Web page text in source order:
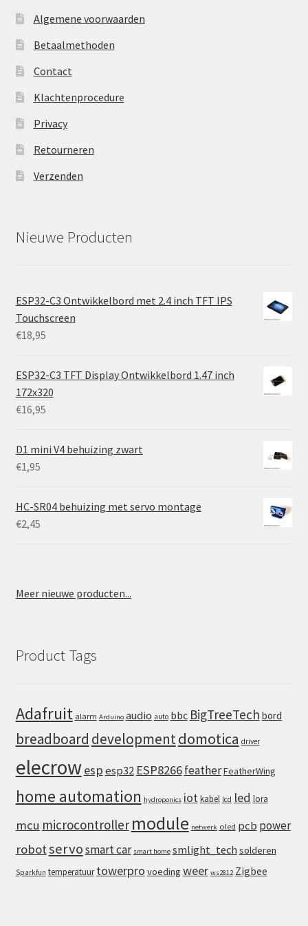
Algemene voorwaarden
Betaalmethoden
Contact
Klachtenprocedure
Privacy
Retourneren
Verzenden
Nieuwe Producten
ESP32-C3 Ontwikkelbord met 2.4 inch TFT IPS
Touchscreen
€18,95
ESP32-C3 TFT Display Ontwikkelbord 1.47 inch
172x320
€16,95
D1 mini V4 behuizing zwart
€1,95
HC-SR04 behuizing met servo montage
€2,45
Meer nieuwe producten...
Product Tags
Adafruit alarm Arduino audio auto bbc BigTreeTech bord
breadboard developmentdomotica driver
elecrowespesp32 ESP8266featherFeatherWing
home automation hydroponics iot kabel lcd led lora
mcu microcontroller module netwerk oled pcb power
robotservosmart car smart home smlight_tech solderen
Sparkfun temperatuur towerpro voeding weer ws2812 Zigbee